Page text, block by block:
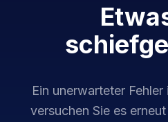
Ein unerwarteter
versuchen Sie es